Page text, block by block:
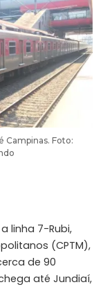
Campinas. Foto:
linha 7-Rubi,
(CPTM),
de 90
até Jundiaí,